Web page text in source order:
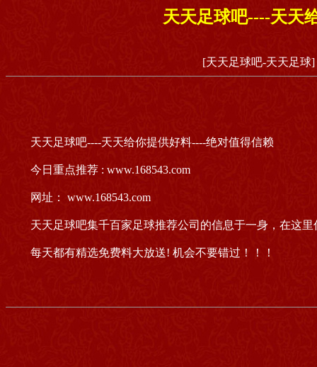
天天足球吧----天天
[天天足球吧-天天足球]
天天足球吧----天天给你提供好料----绝对值得信赖
今日重点推荐 : www.168543.com
网址： www.168543.com
天天足球吧集千百家足球推荐公司的信息于一身，在这
每天都有精选免费料大放送! 机会不要错过！！！